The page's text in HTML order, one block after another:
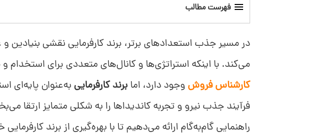
فهرست مطالب
چرا برند کارفرمایی اهمیت دارد؟
برند کارفرمایی در عمل چگونه است؟
چگونه برند کارفرمایی خود را ایجاد کنیم؟
در مسیر جذب استعدادهای برتر، برند کارفرمایی نقشی بنیادین و
می‌کند. با اینکه استراتژی‌ها و کانال‌های متعددی برای استخدام
کارشناس فروش وجود دارد، اما برند کارفرمایی به‌عنوان پایه‌ای
فرآیند جذب نیرو و تجربه کاندیداها را به شکلی متمایز ارتقا
راهنمایی گام‌به‌گام ارائه می‌دهیم تا با بهره‌گیری از برند